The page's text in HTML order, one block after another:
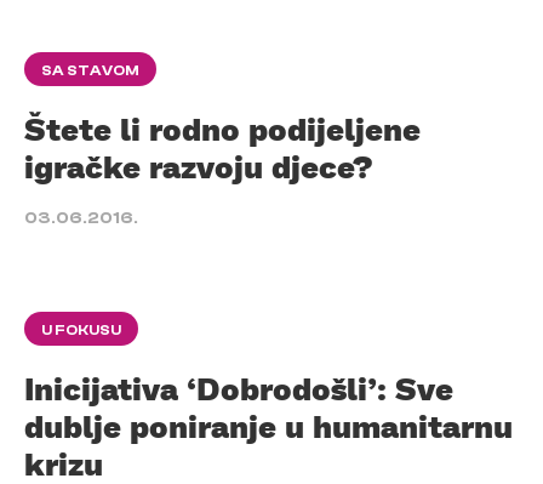
SA STAVOM
Štete li rodno podijeljene
igračke razvoju djece?
03.06.2016.
U FOKUSU
Inicijativa ‘Dobrodošli’: Sve
dublje poniranje u humanitarnu
krizu